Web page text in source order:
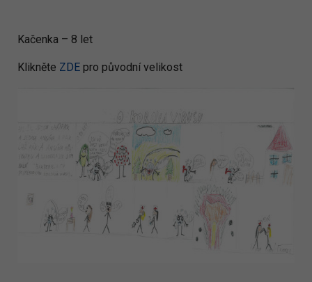
Kačenka – 8 let
Klikněte ZDE pro původní velikost